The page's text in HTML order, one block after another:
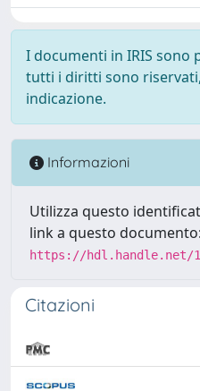
I documenti in IRIS
tutti i diritti sono
indicazione.
Informazioni
Utilizza questo
link a questo documento:
https://hdl.handle.net/
Citazioni